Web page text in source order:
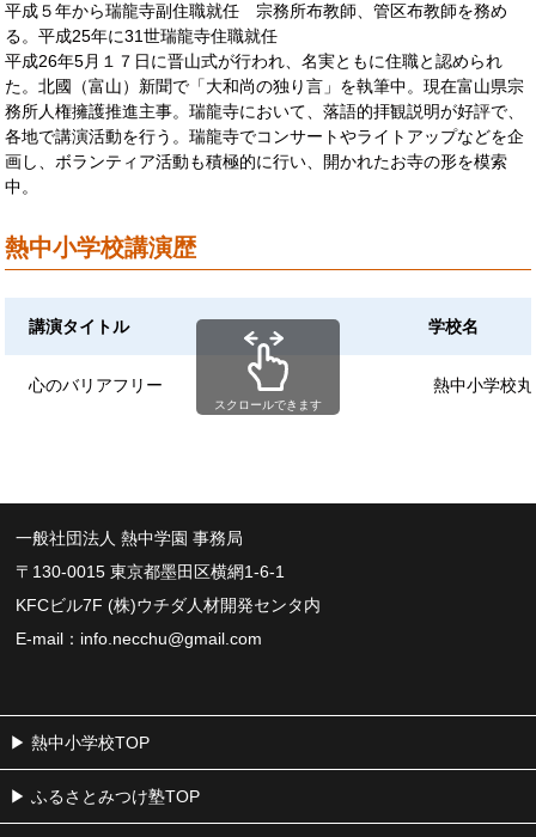
平成５年から瑞龍寺副住職就任 宗務所布教師、管区布教師を務め
る。平成25年に31世瑞龍寺住職就任
平成26年5月１７日に晋山式が行われ、名実ともに住職と認められ
た。北國（富山）新聞で「大和尚の独り言」を執筆中。現在富山県宗
務所人権擁護推進主事。瑞龍寺において、落語的拝観説明が好評で、
各地で講演活動を行う。瑞龍寺でコンサートやライトアップなどを企
画し、ボランティア活動も積極的に行い、開かれたお寺の形を模索
中。
熱中小学校講演歴
講演タイトル 学校名
心のバリアフリー 熱中小学校
スクロールできます
一般社団法人 熱中学園 事務局
〒130-0015 東京都墨田区横網1-6-1
KFCビル7F (株)ウチダ人材開発センタ内
E-mail： info.necchu@gmail.com
熱中小学校TOP
ふるさとみつけ塾TOP